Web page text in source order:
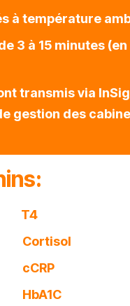
à température
3 à 15 minutes
transmis via
gestion des
cCRP